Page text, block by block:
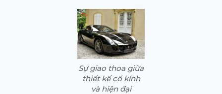
Sự giao thoa giữa
thiết kế cổ kính
và hiện đại